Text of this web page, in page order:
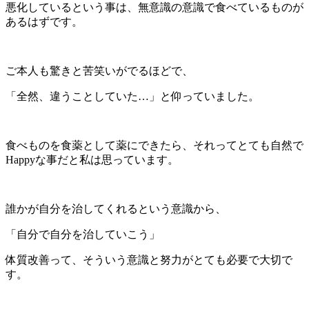
悪化しているという事は、無意識の意識で食べているものが
あるはずです。
ご本人も驚きと苦笑いがでるほどで、
「全然、違うことしていた…」と仰っていました。
食べものを食薬として薬にできたら、それってとても自然で
Happyな事だと私は思っています。
誰かが自分を治してくれるという意識から、
「自分で自分を治していこう」
体質改善って、そういう意識と努力がとても必要で大切で
す。